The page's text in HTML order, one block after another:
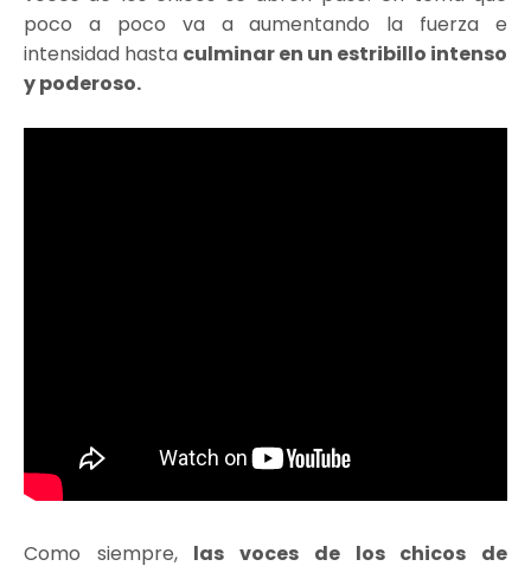
poco a poco va a aumentando la fuerza e
intensidad hasta culminar en un estribillo intenso
y poderoso.
Como siempre, las voces de los chicos de